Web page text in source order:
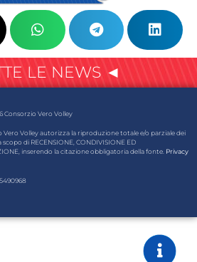
LE NEWS ◄
Consorzio Vero Volley
Vero Volley autorizza la riproduzione totale e/o parziale dei
di RECENSIONE, CONDIVISIONE ED
inserendo la citazione obbligatoria della fonte. Privacy